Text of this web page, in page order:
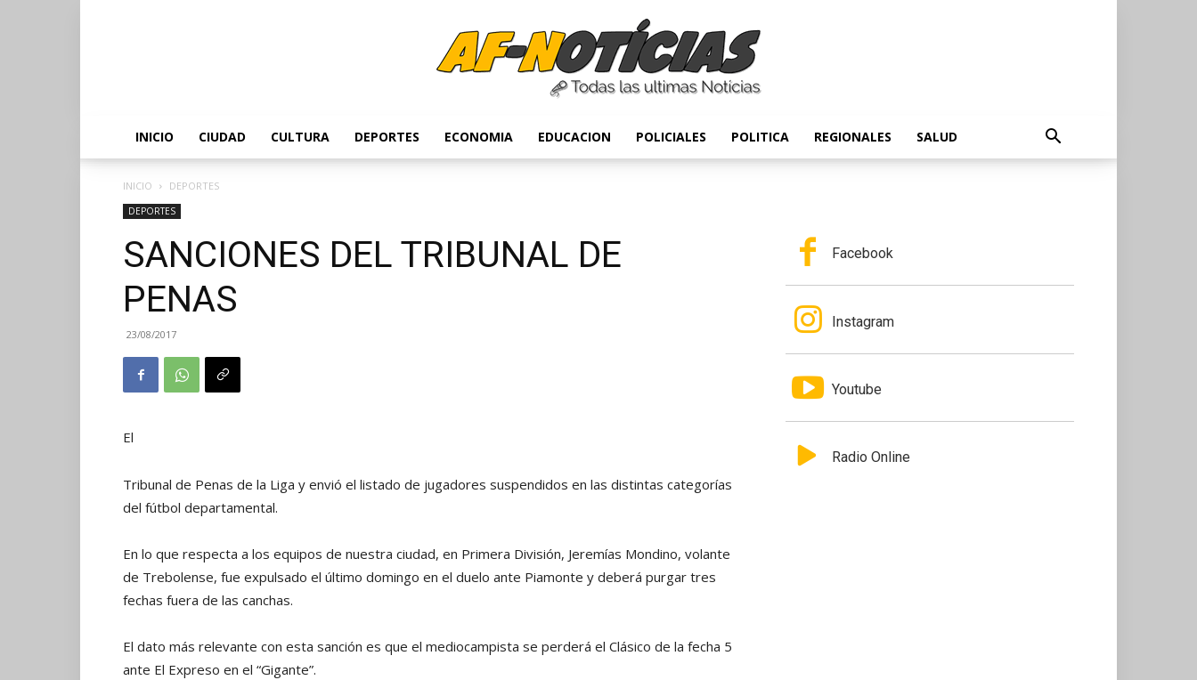
Anyulin
INICIO CIUDAD CULTURA DEPORTES ECONOMIA EDUCACION POLICIALES POLITICA REGIONALES SALUD
INICIO DEPORTES
DEPORTES
SANCIONES DEL TRIBUNAL DE
PENAS
23/08/2017
El
Tribunal de Penas de la Liga y envió el listado de jugadores suspendidos en las distintas categorías
del fútbol departamental.
En lo que respecta a los equipos de nuestra ciudad, en Primera División, Jeremías Mondino, volante
de Trebolense, fue expulsado el último domingo en el duelo ante Piamonte y deberá purgar tres
fechas fuera de las canchas.
El dato más relevante con esta sanción es que el mediocampista se perderá el Clásico de la fecha 5
ante El Expreso en el “Gigante”.
Facebook
Instagram
Youtube
Radio Online